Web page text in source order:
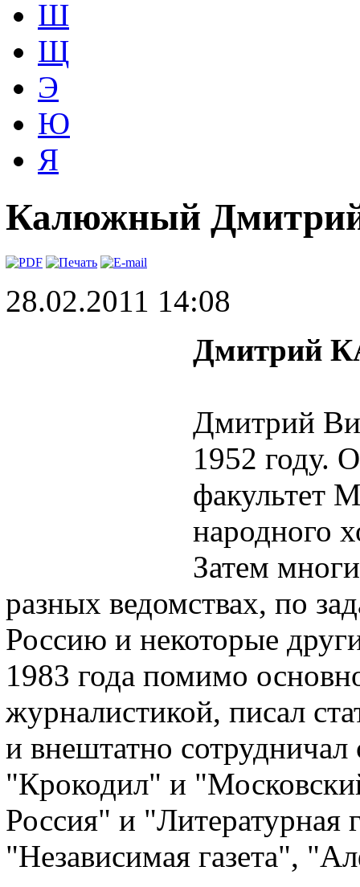
Ш
Щ
Э
Ю
Я
Калюжный
28.02.2011 14:08
Дмитрий
1952 году.
факультет
народного
Затем
разных ведомствах, по
Россию и некоторые
1983 года помимо
журналистикой, писал
и внештатно
"Крокодил" и
Россия" и "Литературная
"Независимая газета",